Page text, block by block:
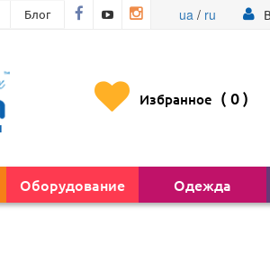
Блог ua/ ru
Избранное ( 0)
Оборудование Одежда